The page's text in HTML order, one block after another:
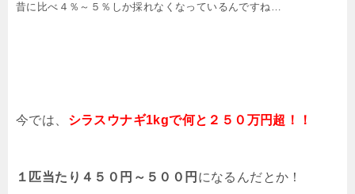
昔に比べ４％～５％しか採れなくなっているんですね…
今では、 シラスウナギ1kgで何と２５０万円超！！
１匹当たり４５０円～５００円 になるんだとか！